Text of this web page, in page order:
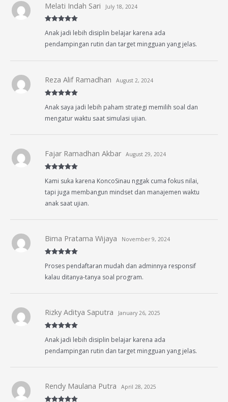
of 5
Melati Indah Sari July 18, 2024
Anak jadi lebih disiplin belajar karena ada
pendampingan rutin dan target mingguan yang jelas.
of 5
Reza Alif Ramadhan August 2, 2024
Anak saya jadi lebih paham strategi memilih soal dan
mengatur waktu saat simulasi ujian.
of 5
Fajar Ramadhan Akbar August 29, 2024
Kami suka karena KoncoSinau nggak cuma fokus nilai,
tapi juga membangun mindset dan manajemen waktu
anak saat ujian.
of 5
Bima Pratama Wijaya November 9, 2024
Proses pendaftaran mudah dan adminnya responsif
kalau ditanya-tanya soal program.
of 5
Rizky Aditya Saputra January 26, 2025
Anak jadi lebih disiplin belajar karena ada
pendampingan rutin dan target mingguan yang jelas.
Rendy Maulana Putra April 28, 2025